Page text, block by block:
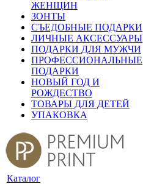
ЖЕНЩИН
ЗОНТЫ
СЪЕДОБНЫЕ ПОДАРКИ
ЛИЧНЫЕ АКСЕССУАРЫ
ПОДАРКИ ДЛЯ МУЖЧИ
ПРОФЕССИОНАЛЬНЫЕ
ПОДАРКИ
НОВЫЙ ГОД И
РОЖДЕСТВО
ТОВАРЫ ДЛЯ ДЕТЕЙ
УПАКОВКА
Каталог